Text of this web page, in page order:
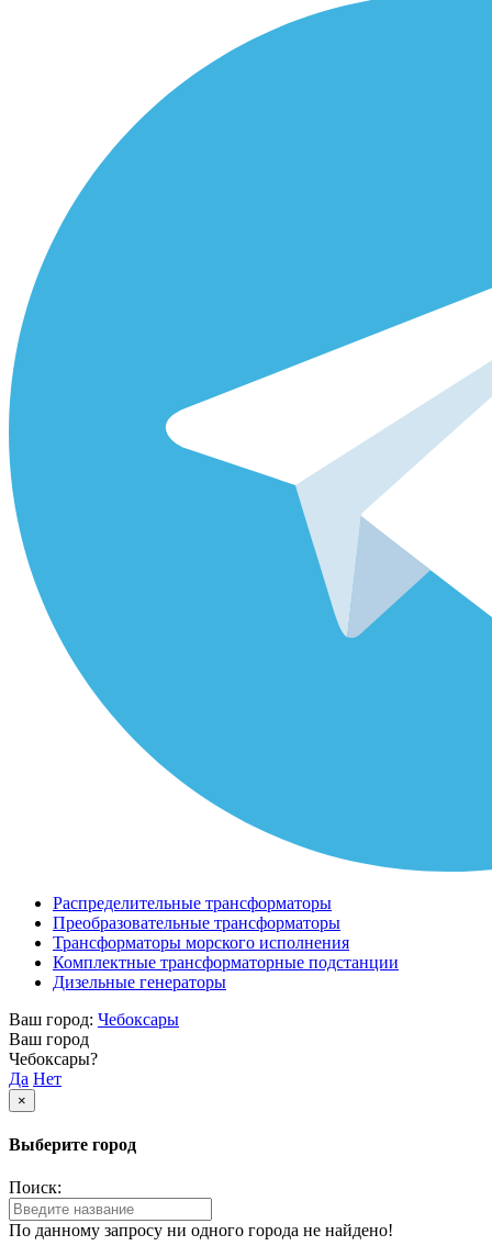
Распределительные трансформаторы
Преобразовательные трансформаторы
Трансформаторы морского исполнения
Комплектные трансформаторные подстанции
Дизельные генераторы
Ваш город: Чебоксары
Ваш город
Чебоксары?
Да Нет
×
Выберите город
Поиск:
По данному запросу ни одного города не найдено!